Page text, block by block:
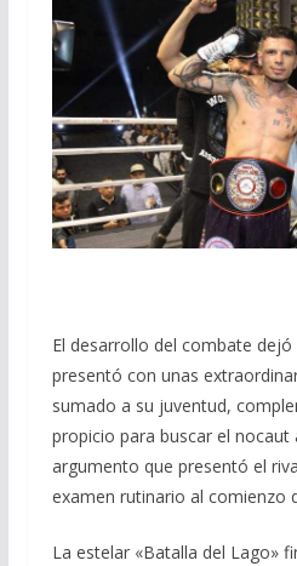
El desarrollo del combate
presentó con unas
sumado a su juventud,
propicio para buscar el nocaut
argumento que presentó el
examen rutinario al comienzo
La estelar «Batalla del Lago»